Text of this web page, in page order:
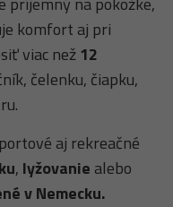
komfort aj pri
viac než12
čelenku, čiapku,
aj rekreačné
, lyžovanie alebo
v Nemecku.